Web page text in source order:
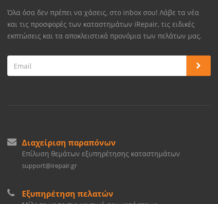
Όλα όσα δεν πρέπει να χάσεις, στο inbox σου! Λάβε τα νέα
και τις προσφορές των καταστημάτων iRepair, τις ειδικές
εκπτώσεις και τα αποκλειστικά προνόμια των πελάτων μας.
Διαχείριση παραπόνων
Επίλυση θεμάτων εξυπηρέτησης καταστημάτων
support@irepair.gr
Εξυπηρέτηση πελατών